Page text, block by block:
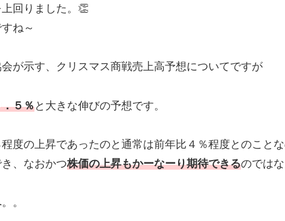
回りました。👏
ね～
が示す、クリスマス商戦売上高予想についてですが
５％と大きな伸びの予想です。
度の上昇であったのと通常は前年比４％程度とのこと
、なおかつ株価の上昇もかーなーり期待できるのでは
。